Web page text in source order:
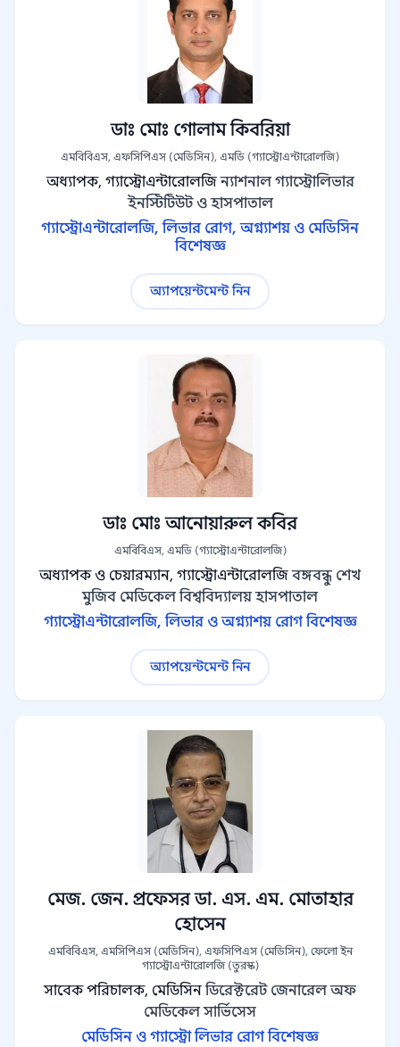
ডাঃ মোঃ গোলাম কিবরিয়া
এমবিবিএস, এফসিপিএস (মেডিসিন), এমডি (গ্যাস্ট্রোএন্টারোলজি)
অধ্যাপক, গ্যাস্ট্রোএন্টারোলজি ন্যাশনাল গ্যাস্ট্রোলিভার
ইনস্টিটিউট ও হাসপাতাল
গ্যাস্ট্রোএন্টারোলজি, লিভার রোগ, অগ্ন্যাশয় ও মেডিসিন
বিশেষজ্ঞ
অ্যাপয়েন্টমেন্ট নিন
ডাঃ মোঃ আনোয়ারুল কবির
এমবিবিএস, এমডি (গ্যাস্ট্রোএন্টারোলজি)
অধ্যাপক ও চেয়ারম্যান, গ্যাস্ট্রোএন্টারোলজি বঙ্গবন্ধু শেখ
মুজিব মেডিকেল বিশ্ববিদ্যালয় হাসপাতাল
গ্যাস্ট্রোএন্টারোলজি, লিভার ও অগ্ন্যাশয় রোগ বিশেষজ্ঞ
অ্যাপয়েন্টমেন্ট নিন
মেজ. জেন. প্রফেসর ডা. এস. এম. মোতাহার
হোসেন
এমবিবিএস, এমসিপিএস (মেডিসিন), এফসিপিএস (মেডিসিন), ফেলো ইন
গ্যাস্ট্রোএন্টারোলজি (তুরস্ক)
সাবেক পরিচালক, মেডিসিন ডিরেক্টরেট জেনারেল অফ
মেডিকেল সার্ভিসেস
মেডিসিন ও গ্যাস্ট্রো লিভার রোগ বিশেষজ্ঞ